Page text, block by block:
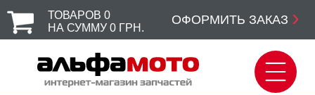
ТОВАРОВ 0
НА СУММУ 0 ГРН.
ОФОРМИТЬ ЗАКАЗ